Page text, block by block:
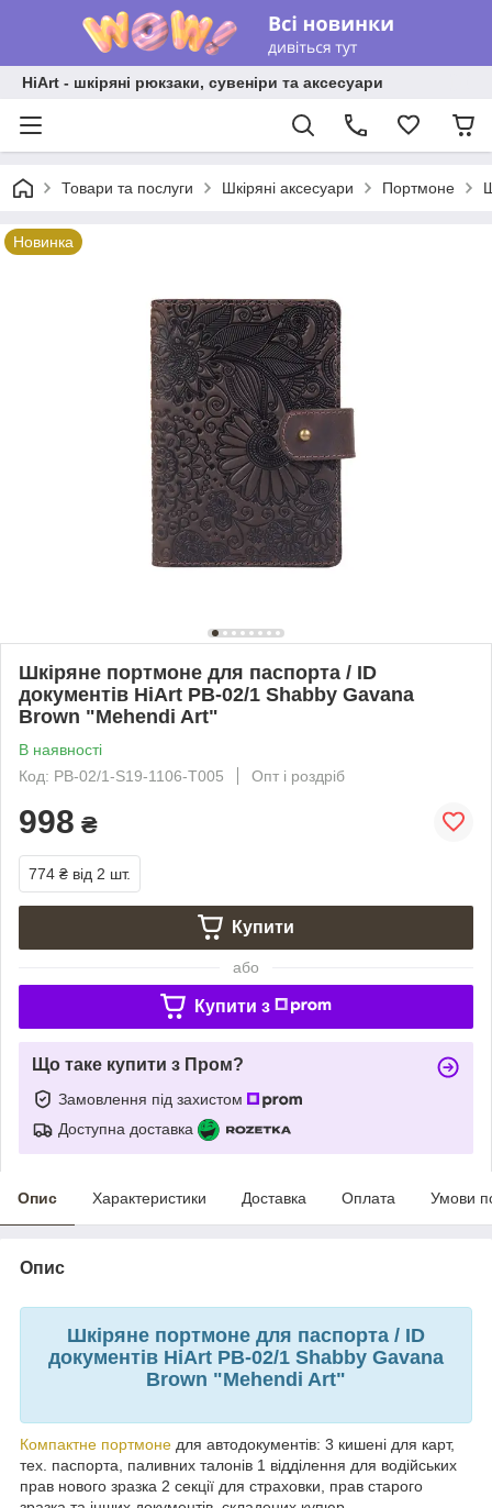
HiArt - шкіряні рюкзаки, сувеніри та аксесуари
Товари та послуги Шкіряні аксесуари Портмоне
Новинка
Шкіряне портмоне для паспорта / ID
документів HiArt PB-02/1 Shabby Gavana
Brown "Mehendi Art"
В наявності
Код: PB-02/1-S19-1106-T005
Опт і роздріб
998 ₴
774 ₴ від 2 шт.
Купити
або
Купити з
Що таке купити з Пром?
Замовлення під захистом
Доступна доставка
Опис Характеристики Доставка Оплата Умови
Опис
Шкіряне портмоне для паспорта / ID
документів HiArt PB-02/1 Shabby Gavana
Brown "Mehendi Art"
Компактне портмоне для автодокументів: 3 кишені для карт,
тех. паспорта, паливних талонів 1 відділення для водійських
прав нового зразка 2 секції для страховки, прав старого